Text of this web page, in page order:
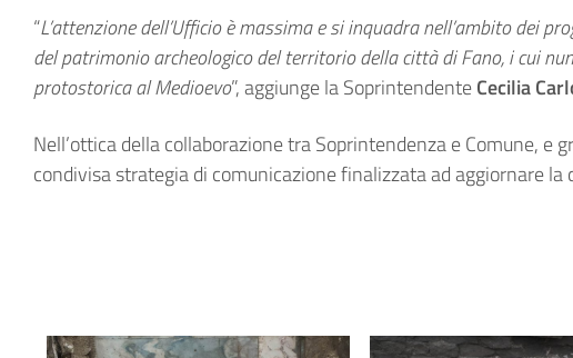
“L’attenzione dell’Ufficio è massima e si inquadra nell’ambito dei
del patrimonio archeologico del territorio della città di Fano, i cui
protostorica al Medioevo”, aggiunge la SoprintendenteCecilia
Nell’ottica della collaborazione tra Soprintendenza e Comune,
condivisa strategia di comunicazione finalizzata ad aggiornare